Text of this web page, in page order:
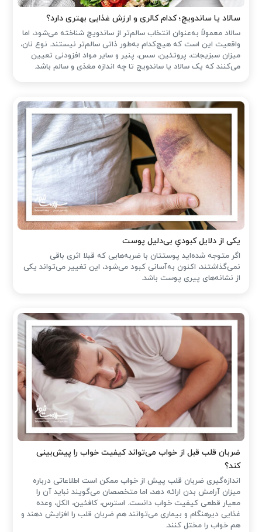
سالاد یا ساندویچ؛ کدام کالری و ارزش غذایی بهتری دارد؟
سالاد معمولاً به‌عنوان انتخاب سالم‌تر از ساندویچ شناخته می‌شود، اما
واقعیت این است که هیچ‌کدام به‌طور ذاتی سالم‌تر نیستند. نوع نان،
میزان سبزیجات، پروتئین، سس، پنیر و سایر مواد افزودنی تعیین
می‌کنند که یک سالاد یا ساندویچ تا چه اندازه مغذی و سالم باشد.
یکی از دلایل کبودیِ بی‌دلیل پوست
اگر متوجه شده‌اید پوستتان با ضربه‌هایی که قبلا اثری باقی
نمی‌گذاشتند، اکنون به‌آسانی کبود می‌شود، این تغییر می‌تواند یکی
از نشانه‌های پیری پوست باشد.
ضربان قلب قبل از خواب می‌تواند کیفیت خواب را پیش‌بینی
کند؟
اندازه‌گیری ضربان قلب پیش از خواب ممکن است اطلاعاتی درباره
میزان آرامش بدن ارائه دهد، اما متخصصان می‌گویند نباید آن را
معیار قطعی کیفیت خواب دانست. استرس، کافئین، الکل، وعده
غذایی دیرهنگام و بیماری می‌توانند هم ضربان قلب را افزایش دهند و
هم خواب را مختل کنند.